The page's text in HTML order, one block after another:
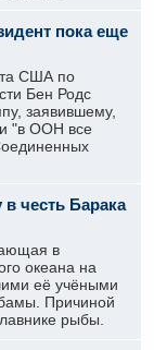
пока еще
США по
Бен Родс
заявившему,
"в ООН все
честь Барака
в
океана на
её учёными
Причиной
рыбы.